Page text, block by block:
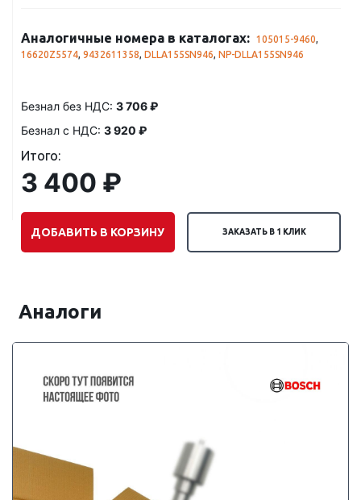
Аналогичные номера в каталогах: 105015-9460,
16620Z5574, 9432611358, DLLA155SN946, NP-DLLA155SN946
Безнал без НДС: 3 706 ₽
Безнал с НДС: 3 920 ₽
Итого:
3 400 ₽
ДОБАВИТЬ В КОРЗИНУ ЗАКАЗАТЬ В 1 КЛИК
Аналоги